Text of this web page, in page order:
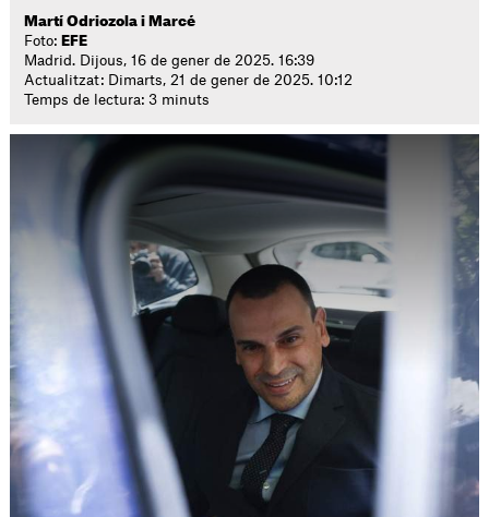
Martí Odriozola i Marcé
Foto: EFE
Madrid. Dijous, 16 de gener de 2025. 16:39
Actualitzat: Dimarts, 21 de gener de 2025. 10:12
Temps de lectura: 3 minuts